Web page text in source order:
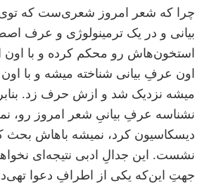
چرا که شعر امروز شعری‌ست که
بیانی و در یک ترمینولوژی و عرف
استخون‌هاش رو محکم کرده و با اون
اون عرفِ بیانی شناخته میشه و با
میشه نزدیک شد و ازش حرف زد.
نشناسه عرفِ بیانیِ شعر امروز رو،
دیسکاسیون کرد، نمیشه باهاش بحث
نشست. این جدالِ ادبی نتیجه‌ای
جهتِ این‌که یکی از اطرافِ دعوا